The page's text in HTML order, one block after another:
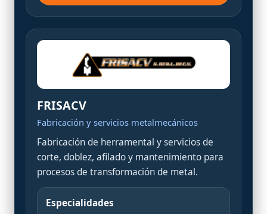
FRISACV
Fabricación y servicios metalmecánicos
Fabricación de herramental y servicios de
corte, doblez, afilado y mantenimiento para
procesos de transformación de metal.
Especialidades